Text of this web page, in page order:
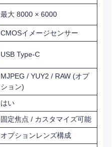
最大 8000 × 6000
CMOSイメージセンサー
USB Type-C
MJPEG / YUY2 / RAW (オプ
ション)
はい
固定焦点 / カスタマイズ可能
オプションレンズ構成